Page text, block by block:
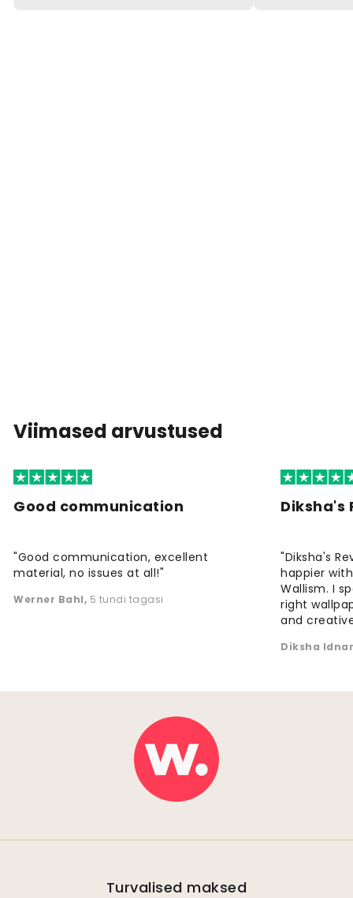
Viimased arvustused
Good communication
"Good communication, excellent
material, no issues at all!"
Werner Bahl, 5 tundi tagasi
Diksha's
"Diksha's
happier
Wallism. I
right
and
Diksha
Turvalised maksed